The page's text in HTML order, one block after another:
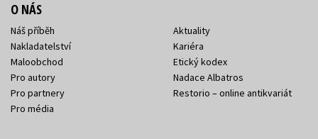
O NÁS
Náš příběh
Nakladatelství
Maloobchod
Pro autory
Pro partnery
Pro média
Aktuality
Kariéra
Etický kodex
Nadace Albatros
Restorio – online antikvariát